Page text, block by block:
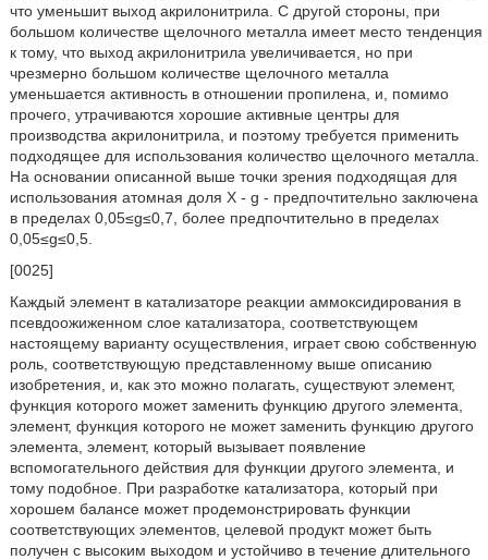
что уменьшит выход акрилонитрила. С другой стороны, при
большом количестве щелочного металла имеет место тенденция
к тому, что выход акрилонитрила увеличивается, но при
чрезмерно большом количестве щелочного металла
уменьшается активность в отношении пропилена, и, помимо
прочего, утрачиваются хорошие активные центры для
производства акрилонитрила, и поэтому требуется применить
подходящее для использования количество щелочного металла.
На основании описанной выше точки зрения подходящая для
использования атомная доля Х - g - предпочтительно заключена
в пределах 0,05≤g≤0,7, более предпочтительно в пределах
0,05≤g≤0,5.
[0025]
Каждый элемент в катализаторе реакции аммоксидирования в
псевдоожиженном слое катализатора, соответствующем
настоящему варианту осуществления, играет свою собственную
роль, соответствующую представленному выше описанию
изобретения, и, как это можно полагать, существуют элемент,
функция которого может заменить функцию другого элемента,
элемент, функция которого не может заменить функцию другого
элемента, элемент, который вызывает появление
вспомогательного действия для функции другого элемента, и
тому подобное. При разработке катализатора, который при
хорошем балансе может продемонстрировать функции
соответствующих элементов, целевой продукт может быть
получен с высоким выходом и устойчиво в течение длительного